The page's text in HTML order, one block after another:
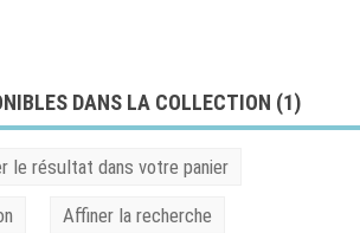
DANS LA COLLECTION (1)
le résultat dans votre panier
Affiner la recherche